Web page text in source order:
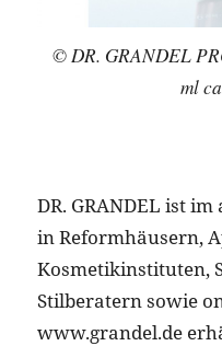
© DR. GRANDEL
ml
DR. GRANDEL ist
in Reformhäusern,
Kosmetikinstituten,
Stilberatern sowie
www.grandel.de